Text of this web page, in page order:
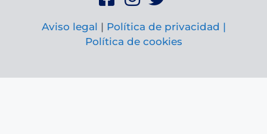
Aviso legal | Política de privacidad |
Política de cookies